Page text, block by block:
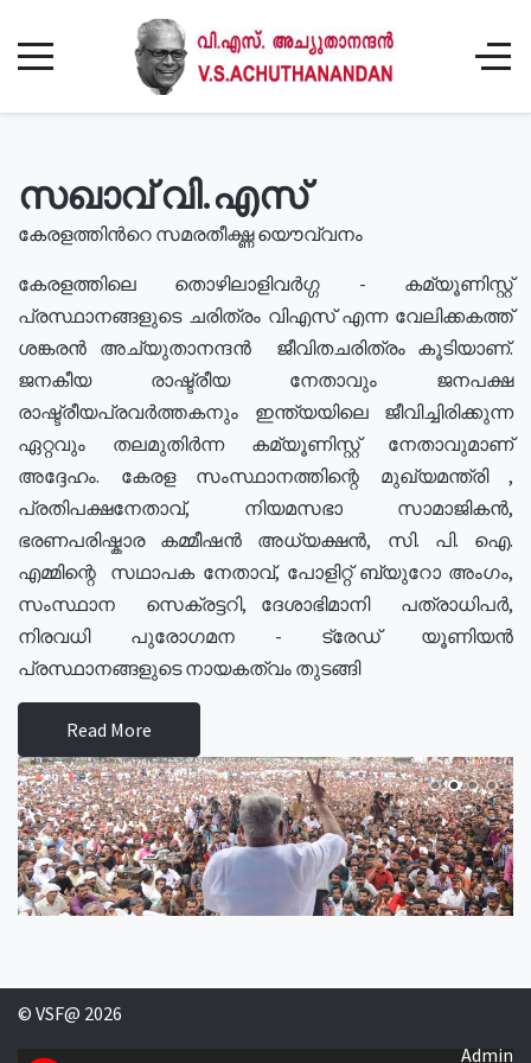
സഖാവ് വി.എസ്
കേരളത്തിൻറെ സമരതീക്ഷ്ണ യൌവ്വനം
കേരളത്തിലെ തൊഴിലാളിവർഗ്ഗ - കമ്യൂണിസ്റ്റ്
പ്രസ്ഥാനങ്ങളുടെ ചരിത്രം വിഎസ് എന്ന വേലിക്കകത്ത്
ശങ്കരൻ അച്യുതാനന്ദൻ ജീവിതചരിത്രം കൂടിയാണ്.
ജനകീയ രാഷ്ട്രീയ നേതാവും ജനപക്ഷ
രാഷ്ട്രീയപ്രവർത്തകനും ഇന്ത്യയിലെ ജീവിച്ചിരിക്കുന്ന
ഏറ്റവും തലമുതിർന്ന കമ്യൂണിസ്റ്റ് നേതാവുമാണ്
അദ്ദേഹം. കേരള സംസ്ഥാനത്തിന്റെ മുഖ്യമന്ത്രി ,
പ്രതിപക്ഷനേതാവ്, നിയമസഭാ സാമാജികൻ,
ഭരണപരിഷ്കാര കമ്മീഷൻ അധ്യക്ഷൻ, സി. പി. ഐ.
എമ്മിന്റെ സഥാപക നേതാവ്, പോളിറ്റ് ബ്യുറോ അംഗം,
സംസ്ഥാന സെക്രട്ടറി, ദേശാഭിമാനി പത്രാധിപർ,
നിരവധി പുരോഗമന - ട്രേഡ് യൂണിയൻ
പ്രസ്ഥാനങ്ങളുടെ നായകത്വം തുടങ്ങി
Read More
© VSF@ 2026
Admin